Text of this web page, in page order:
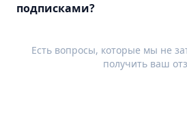
подписками?
Есть вопросы, которые мы не
получить ваш